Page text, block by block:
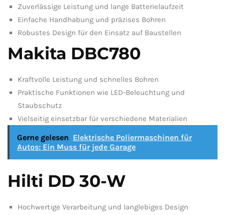
Zuverlässige‍ Leistung und ​lange Batterielaufzeit
Einfache⁢ Handhabung‍ und präzises Bohren
Robustes Design​ für den Einsatz auf Baustellen
Makita DBC780
Kraftvolle ⁣Leistung und schnelles Bohren
Praktische Funktionen wie LED-Beleuchtung und
Staubschutz
Vielseitig einsetzbar ‌für⁢ verschiedene Materialien
Gerne gelesen Elektrische Poliermaschinen für
Autos: Ein Muss für jede Garage
Hilti DD 30-W
Hochwertige Verarbeitung ⁢und langlebiges ‌Design